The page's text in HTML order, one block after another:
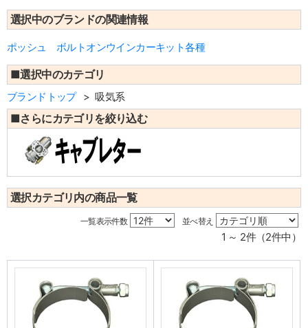
選択中のブランドの関連情報
ポッシュ ボルトオンウインカーキット各種
■選択中のカテゴリ
ブランドトップ 吸気系
■さらにカテゴリを絞り込む
選択カテゴリ内の商品一覧
一覧表示件数 並べ替え
1 ～ 2件（2件中）